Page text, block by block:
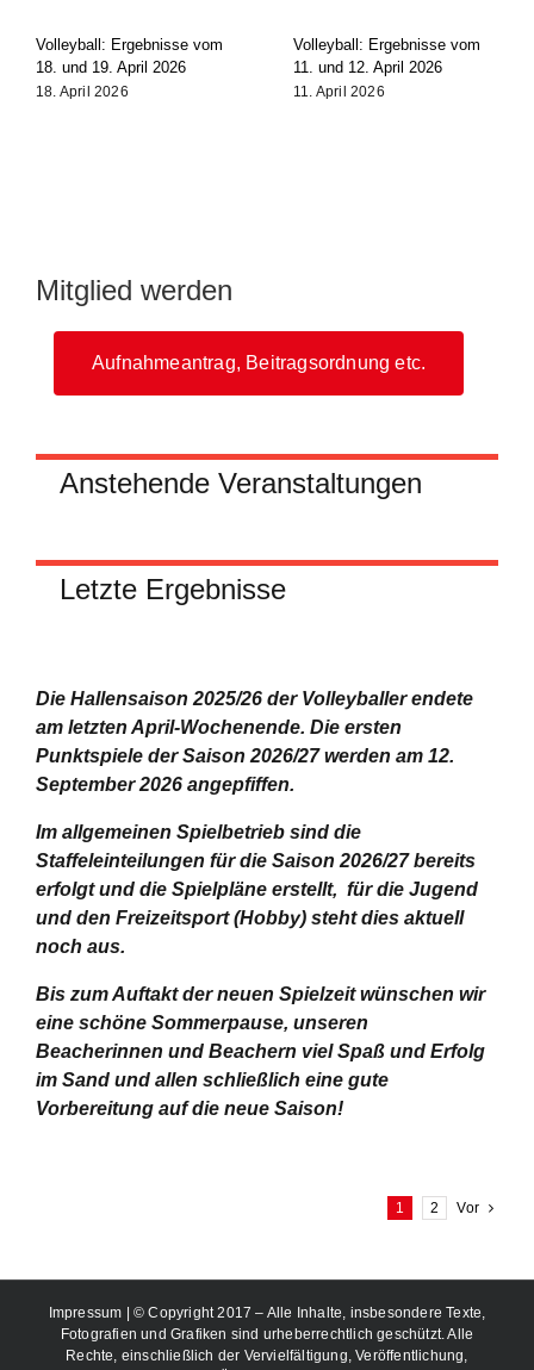
Volleyball: Ergebnisse vom
18. und 19. April 2026
18. April 2026
Volleyball: Ergebnisse vom
11. und 12. April 2026
11. April 2026
Mitglied werden
Aufnahmeantrag, Beitragsordnung etc.
Anstehende Veranstaltungen
Letzte Ergebnisse
Die Hallensaison 2025/26 der Volleyballer endete
am letzten April-Wochenende. Die ersten
Punktspiele der Saison 2026/27 werden am 12.
September 2026 angepfiffen.
Im allgemeinen Spielbetrieb sind die
Staffeleinteilungen für die Saison 2026/27 bereits
erfolgt und die Spielpläne erstellt, für die Jugend
und den Freizeitsport (Hobby) steht dies aktuell
noch aus.
Bis zum Auftakt der neuen Spielzeit wünschen wir
eine schöne Sommerpause, unseren
Beacherinnen und Beachern viel Spaß und Erfolg
im Sand und allen schließlich eine gute
Vorbereitung auf die neue Saison!
1 2 Vor
Impressum
| © Copyright 2017 – Alle Inhalte, insbesondere Texte,
Fotografien und Grafiken sind urheberrechtlich geschützt. Alle
Rechte, einschließlich der Vervielfältigung, Veröffentlichung,